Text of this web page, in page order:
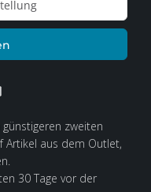
zweiten
Artikel aus dem Outlet,
30 Tage vor der